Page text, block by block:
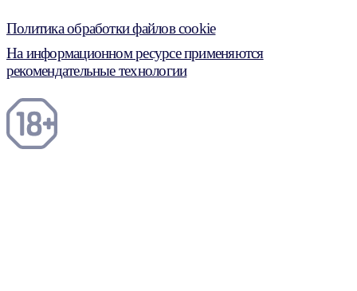
Политика обработки файлов cookie
На информационном ресурсе применяются
рекомендательные технологии